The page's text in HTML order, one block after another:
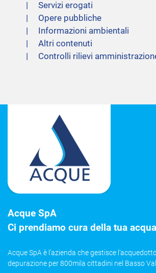
Servizi erogati
Opere pubbliche
Informazioni ambientali
Altri contenuti
Controlli rilievi
Acque SpA
Ci prendiamo cura della tua acqua
Acque SpA è l’azienda che gestisce
depurazione per 800mila cittadini nel Basso